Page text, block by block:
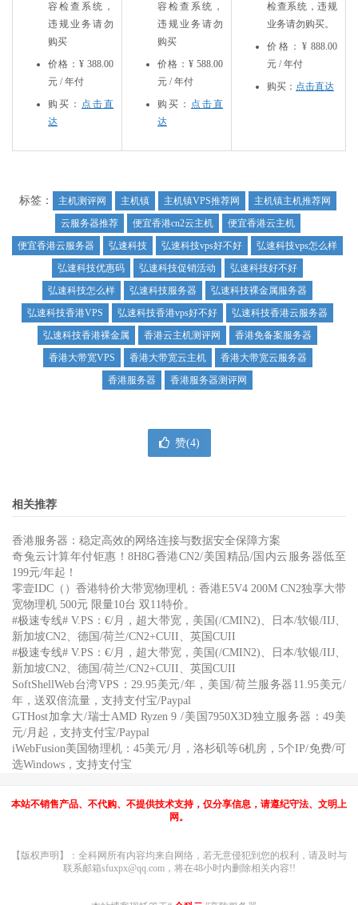
容检查系统，
违规业务请勿
购买
价格：¥ 388.00
元 / 年付
购买： 点击直
达
容检查系统，
违规业务请勿
购买
价格：¥ 588.00
元 / 年付
购买： 点击直
达
检查系统，违规
业务请勿购买。
价格：¥ 888.00
元 / 年付
购买： 点击直达
标签： 主机测评网 主机镇 主机镇VPS推荐网
主机镇主机推荐网
云服务器推荐
便宜香港cn2云主机
便宜香港云主机
便宜香港云服务器
弘速科技 弘速科技vps好不好
弘速科技vps怎么样
弘速科技优惠码
弘速科技促销活动
弘速科技好不好
弘速科技怎么样
弘速科技服务器
弘速科技裸金属服务器
弘速科技香港VPS
弘速科技香港vps好不好
弘速科技香港云服务器
弘速科技香港裸金属
香港云主机测评网
香港免备案服务器
香港大带宽VPS
香港大带宽云主机
香港大带宽云服务器
香港服务器
香港服务器测评网
赞(4)
相关推荐
香港服务器：稳定高效的网络连接与数据安全保障方案
奇兔云计算年付钜惠！8H8G香港CN2/美国精品/国内云服务器低至
199元/年起！
零壹IDC（）香港特价大带宽物理机：香港E5V4 200M CN2独享大带
宽物理机 500元 限量10台 双11特价。
#极速专线# V.PS：€/月，超大带宽，美国(/CMIN2)、日本/软银/IIJ、
新加坡CN2、德国/荷兰/CN2+CUII、英国CUII
#极速专线# V.PS：€/月，超大带宽，美国(/CMIN2)、日本/软银/IIJ、
新加坡CN2、德国/荷兰/CN2+CUII、英国CUII
SoftShellWeb台湾VPS：29.95美元/年，美国/荷兰服务器11.95美元/
年，送双倍流量，支持支付宝/Paypal
GTHost加拿大/瑞士AMD Ryzen 9 /美国7950X3D独立服务器：49美
元/月起，支持支付宝/Paypal
iWebFusion美国物理机：45美元/月，洛杉矶等6机房，5个IP/免费/可
选Windows，支持支付宝
本站不销售产品、不代购、不提供技术支持，仅分享信息，请遵纪守法、文明上
网。
【版权声明】：全科网所有内容均来自网络，若无意侵犯到您的权利，请及时与
联系邮箱sfuxpx@qq.com，将在48小时内删除相关内容!!